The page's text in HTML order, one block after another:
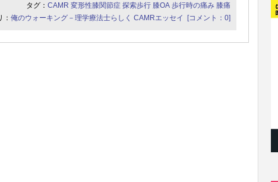
タグ： CAMR 変形性膝関節症 探索歩行 膝OA 歩行時の痛み 膝痛
俺のウォーキング－理学療法士らしく CAMRエッセイ [コメント：0]